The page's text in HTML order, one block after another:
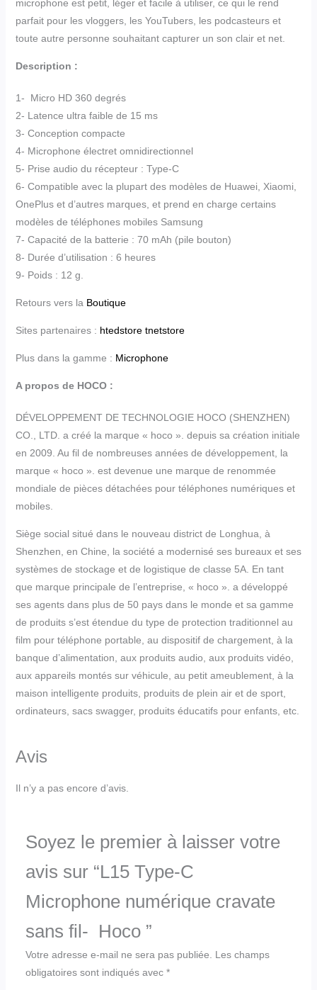
microphone est petit, léger et facile à utiliser, ce qui le rend
parfait pour les vloggers, les YouTubers, les podcasteurs et
toute autre personne souhaitant capturer un son clair et net.
Description :
1- Micro HD 360 degrés
2- Latence ultra faible de 15 ms
3- Conception compacte
4- Microphone électret omnidirectionnel
5- Prise audio du récepteur : Type-C
6- Compatible avec la plupart des modèles de Huawei, Xiaomi,
OnePlus et d’autres marques, et prend en charge certains
modèles de téléphones mobiles Samsung
7- Capacité de la batterie : 70 mAh (pile bouton)
8- Durée d’utilisation : 6 heures
9- Poids : 12 g.
Retours vers la Boutique
Sites partenaires : htedstore tnetstore
Plus dans la gamme : Microphone
A propos de HOCO :
DÉVELOPPEMENT DE TECHNOLOGIE HOCO (SHENZHEN)
CO., LTD. a créé la marque « hoco ». depuis sa création initiale
en 2009. Au fil de nombreuses années de développement, la
marque « hoco ». est devenue une marque de renommée
mondiale de pièces détachées pour téléphones numériques et
mobiles.
Siège social situé dans le nouveau district de Longhua, à
Shenzhen, en Chine, la société a modernisé ses bureaux et ses
systèmes de stockage et de logistique de classe 5A. En tant
que marque principale de l’entreprise, « hoco ». a développé
ses agents dans plus de 50 pays dans le monde et sa gamme
de produits s’est étendue du type de protection traditionnel au
film pour téléphone portable, au dispositif de chargement, à la
banque d’alimentation, aux produits audio, aux produits vidéo,
aux appareils montés sur véhicule, au petit ameublement, à la
maison intelligente produits, produits de plein air et de sport,
ordinateurs, sacs swagger, produits éducatifs pour enfants, etc.
Avis
Il n’y a pas encore d’avis.
Soyez le premier à laisser votre
avis sur “L15 Type-C
Microphone numérique cravate
sans fil- Hoco ”
Votre adresse e-mail ne sera pas publiée.
Les champs
obligatoires sont indiqués avec *